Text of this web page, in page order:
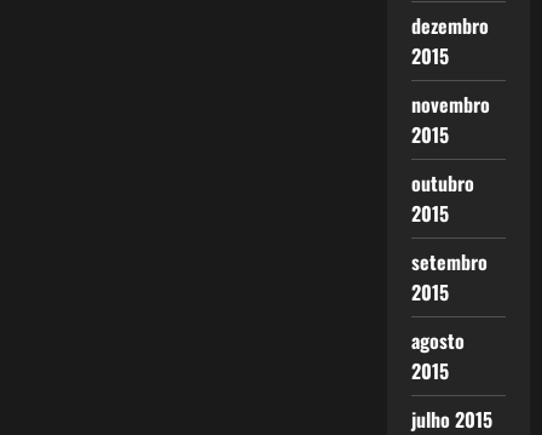
dezembro
2015
novembro
2015
outubro
2015
setembro
2015
agosto
2015
julho 2015